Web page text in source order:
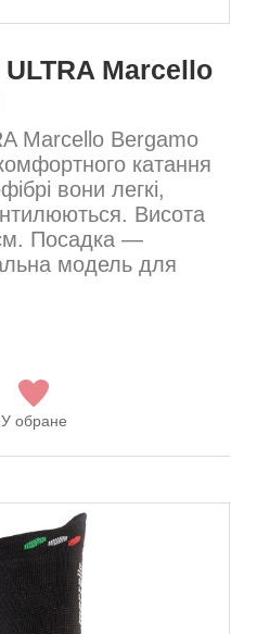
Marcello
Marcello Bergamo
катання
вони легкі,
Висота
Посадка —
модель для
Склад: 80%
Ручне або
нейтральний або
спортивного одягу
та в...
У обране